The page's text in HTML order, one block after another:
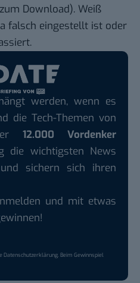
Download). Weiß
falsch eingestellt ist oder
werden, wenn es
die Tech-Themen von
12.000 Vordenker
die wichtigsten News
sichern sich ihren
und mit etwas
Datenschutzerklärung. Beim Gewinnspiel